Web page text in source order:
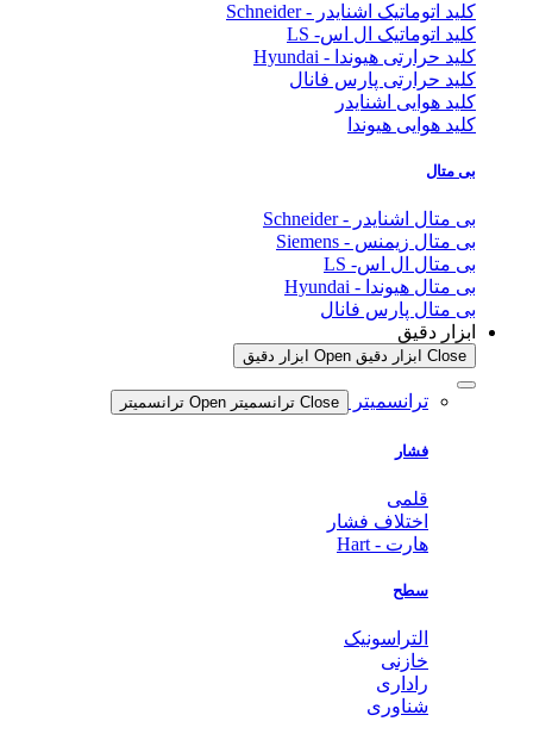
کلید اتوماتیک اشنایدر - Schneider
کلید اتوماتیک ال اس- LS
کلید حرارتی هیوندا - Hyundai
کلید حرارتی پارس فانال
کلید هوایی اشنایدر
کلید هوایی هیوندا
بی متال
بی متال اشنایدر - Schneider
بی متال زیمنس - Siemens
بی متال ال اس- LS
بی متال هیوندا - Hyundai
بی متال پارس فانال
ابزار دقیق
Close ابزار دقیق Open ابزار دقیق
ترانسمیتر Close ترانسمیتر Open ترانسمیتر
فشار
قلمی
اختلاف فشار
هارت - Hart
سطح
التراسونیک
خازنی
راداری
شناوری